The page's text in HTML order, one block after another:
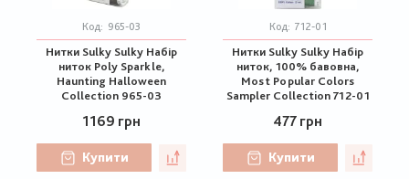
Код: 965-03
Нитки Sulky Sulky Набір
ниток Poly Sparkle,
Haunting Halloween
Collection 965-03
1169 грн
Купити
Код: 712-01
Нитки Sulky Sulky Набір
ниток, 100% бавовна,
Most Popular Colors
Sampler Collection 712-01
477 грн
Купити